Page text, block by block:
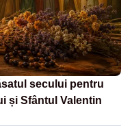
secului pentru
și Sfântul Valentin